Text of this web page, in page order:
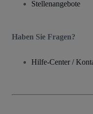
Stellenangebote
Haben Sie Fragen?
Hilfe-Center /